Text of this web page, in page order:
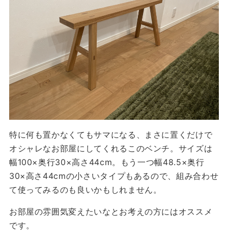
特に何も置かなくてもサマになる、まさに置くだけで
オシャレなお部屋にしてくれるこのベンチ。サイズは
幅100×奥行30×高さ44cm。もう一つ幅48.5×奥行
30×高さ44cmの小さいタイプもあるので、組み合わせ
て使ってみるのも良いかもしれません。
お部屋の雰囲気変えたいなとお考えの方にはオススメ
です。